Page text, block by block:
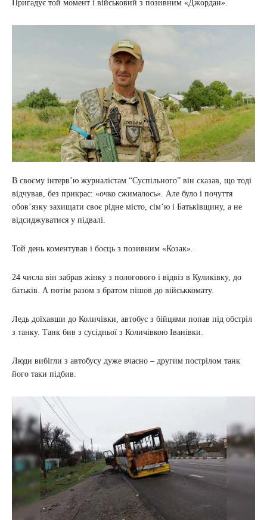
Пригадує той момент і військовий з позивним «Джордан».
В своєму інтерв’ю журналістам “Суспільного” він сказав, що тоді
відчував, без прикрас: «очко сжималось». Але було і почуття
обов’язку захищати своє рідне місто, сім’ю і Батьківщину, а не
відсиджуватися у підвалі.
Той день коментував і боєць з позивним «Козак».
24 числа він забрав жінку з пологового і відвіз в Куликівку, до
батьків. А потім разом з братом пішов до військкомату.
Ледь доїхавши до Количівки, автобус з бійцями попав під обстріл
з танку. Танк бив з сусідньої з Количівкою Іванівки.
Люди вибігли з автобусу дуже вчасно – другим пострілом танк
його таки підбив.